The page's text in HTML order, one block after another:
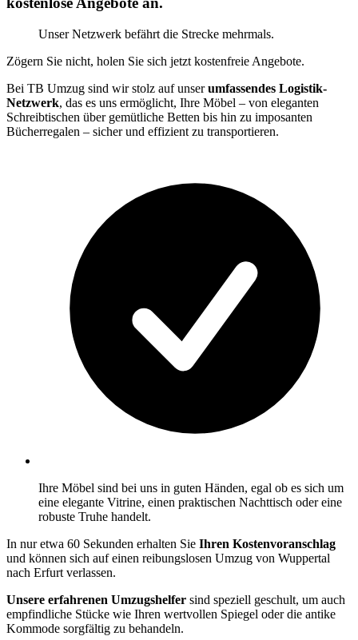
Unser Netzwerk befährt die Strecke mehrmals.
Zögern Sie nicht, holen Sie sich jetzt kostenfreie Angebote.
Bei TB Umzug sind wir stolz auf unserumfassendes Logistik-
Netzwerk, das es uns ermöglicht, Ihre Möbel – von eleganten
Schreibtischen über gemütliche Betten bis hin zu imposanten
Bücherregalen – sicher und effizient zu transportieren.
Ihre Möbel sind bei uns in guten Händen, egal ob es sich um
eine elegante Vitrine, einen praktischen Nachttisch oder eine
robuste Truhe handelt.
In nur etwa 60 Sekunden erhalten Sie Ihren Kostenvoranschlag
und können sich auf einen reibungslosen Umzug von Wuppertal
nach Erfurt verlassen.
Unsere erfahrenen Umzugshelfer sind speziell geschult, um auch
empfindliche Stücke wie Ihren wertvollen Spiegel oder die antike
Kommode sorgfältig zu behandeln.